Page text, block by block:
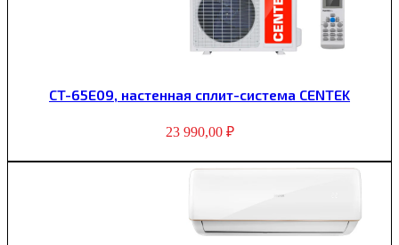
CT-65E09, настенная сплит-система CENTEK
23 990,00 ₽